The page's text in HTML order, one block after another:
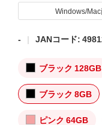
Windows/
- JANコード:
ブラック 128GB
ブラック 8GB
ピンク 64GB